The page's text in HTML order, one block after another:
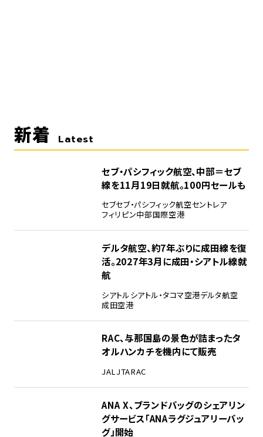
新着 Latest
セブ・パシフィック航空、中部＝セブ
線を11月19日就航。100円セールも
セブセブ・パシフィック航空セントレア
フィリピン中部国際空港
デルタ航空、約7年ぶりに成田線を復
活。2027年3月に成田・シアトル線就
航
シアトルシアトル・タコマ空港デルタ航空
成田空港
RAC、与那国島の景色が詰まったタ
オルハンカチを機内にて販売
JALJTARAC
ANA X、ブランドバッグのシェアリン
グサービス「ANAラグジュアリーバッ
グ」開始